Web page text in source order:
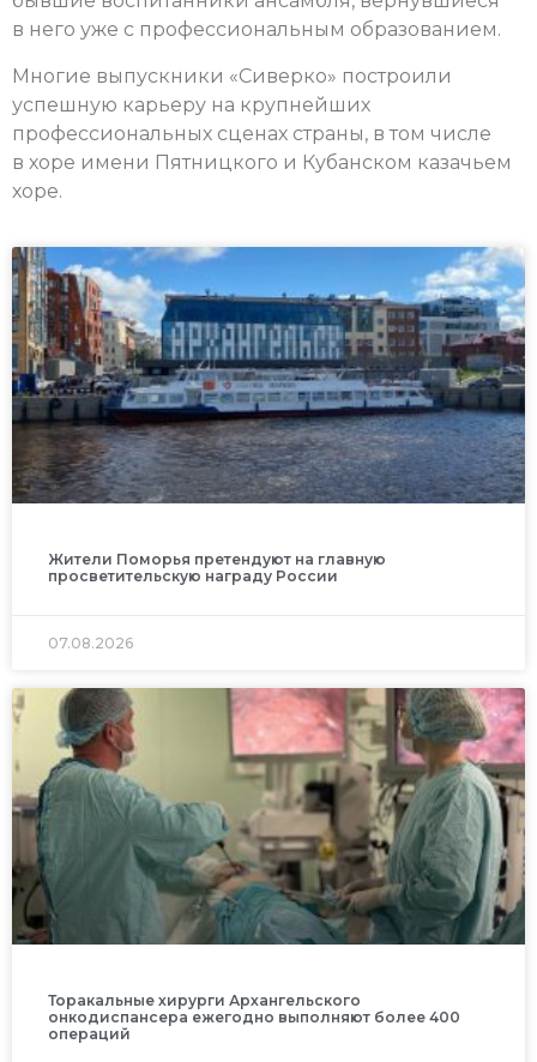
в него уже с профессиональным образованием.
Многие выпускники «Сиверко» построили
успешную карьеру на крупнейших
профессиональных сценах страны, в том числе
в хоре имени Пятницкого и Кубанском казачьем
хоре.
Жители Поморья претендуют на главную
просветительскую награду России
07.08.2026
Торакальные хирурги Архангельского
онкодиспансера ежегодно выполняют более 400
операций